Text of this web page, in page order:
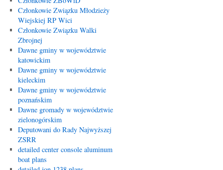
Członkowie Związku Młodzieży
Wiejskiej RP Wici
Członkowie Związku Walki
Zbrojnej
Dawne gminy w województwie
katowickim
Dawne gminy w województwie
kieleckim
Dawne gminy w województwie
poznańskim
Dawne gromady w województwie
zielonogórskim
Deputowani do Rady Najwyższej
ZSRR
detailed center console aluminum
boat plans